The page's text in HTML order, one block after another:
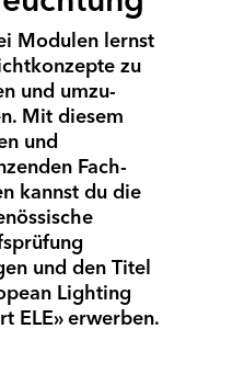
Modulen lernst
zu
und umzu­
Mit diesem
und
Fach­
kannst du die
und den Titel
Lighting
ELE» erwerben.